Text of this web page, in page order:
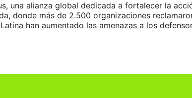
una alianza global dedicada a fortalecer la
donde más de 2.500 organizaciones
han aumentado las amenazas a los